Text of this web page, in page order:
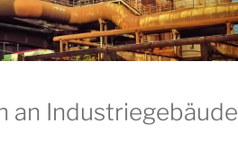
an Industriegebäude